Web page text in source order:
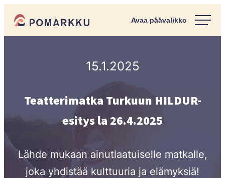
Siirry
suoraan
Pomarkun kunta
15.1.2025
Teatterimatka Turkuun HILDUR-
esitys la 26.4.2025
Lähde mukaan ainutlaatuiselle matkalle,
joka yhdistää kulttuuria ja elämyksiä!